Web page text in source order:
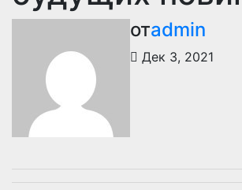
отadmin
Дек 3, 2021